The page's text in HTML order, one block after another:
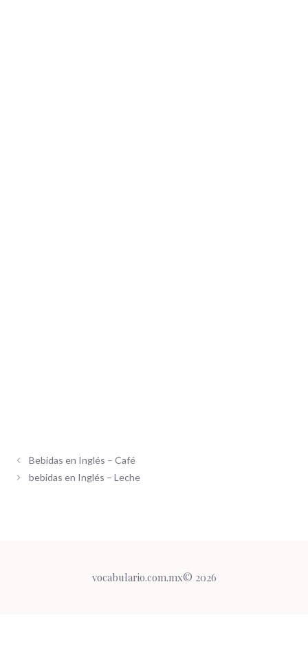
Bebidas en Inglés – Café
bebidas en Inglés – Leche
vocabulario.com.mx© 2026